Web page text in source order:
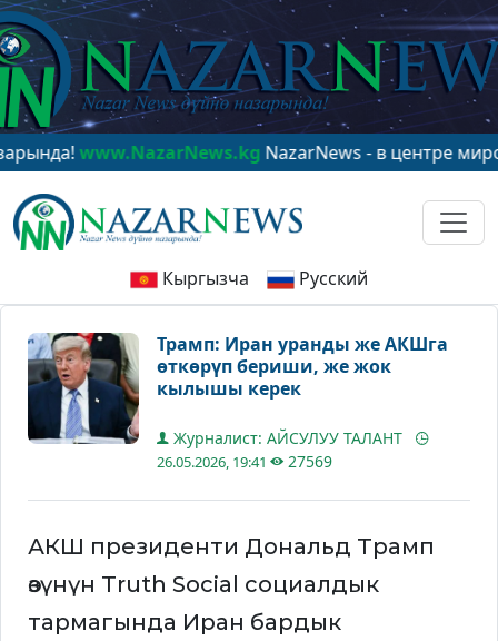
www.NazarNews.kgNazarNews - в центре мирового
Кыргызча Русский
Трамп: Иран уранды же АКШга
өткөрүп бериши, же жок
кылышы керек
Журналист: АЙСУЛУУ ТАЛАНТ
26.05.2026, 19:41 27569
АКШ президенти Дональд Трамп
өзүнүн Truth Social социалдык
тармагында Иран бардык